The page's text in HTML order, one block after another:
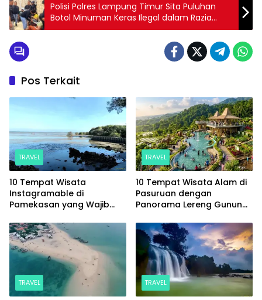
Polisi Polres Lampung Timur Sita Puluhan
Botol Minuman Keras Ilegal dalam Razia
Tempat Hiburan Malam Selama Dua Hari
Pos Terkait
TRAVEL
10 Tempat Wisata
Instagramable di
Pamekasan yang Wajib
TRAVEL
10 Tempat Wisata Alam di
Pasuruan dengan
Panorama Lereng Gunung
TRAVEL TRAVEL